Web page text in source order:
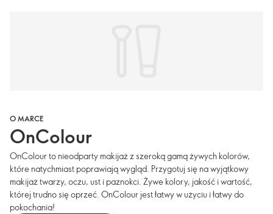
O MARCE
OnColour
OnColour to nieodparty makijaż z szeroką gamą żywych kolorów,
które natychmiast poprawiają wygląd. Przygotuj się na wyjątkowy
makijaż twarzy, oczu, ust i paznokci. Żywe kolory, jakość i wartość,
której trudno się oprzeć. OnColour jest łatwy w użyciu i łatwy do
pokochania!